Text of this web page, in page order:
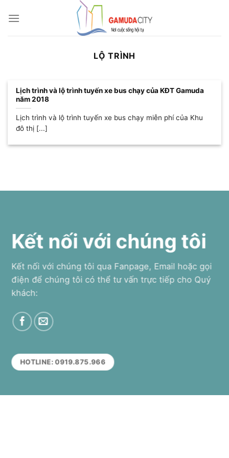
qua
LỘ TRÌNH
Lịch trình và lộ trình tuyến xe bus chạy của KĐT Gamuda
năm 2018
Lịch trình và lộ trình tuyến xe bus chạy miễn phí của Khu
đô thị [...]
Kết nối với chúng tôi
Kết nối với chúng tôi qua Fanpage, Email hoặc gọi
điện để chúng tôi có thể tư vấn trực tiếp cho Quý
khách:
HOTLINE: 0919.875.966